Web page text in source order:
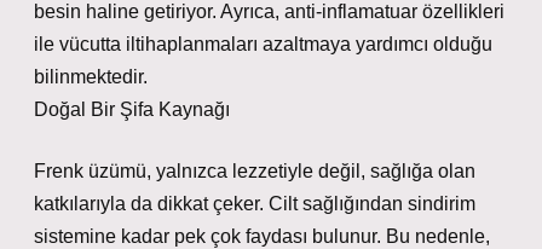
besin haline getiriyor. Ayrıca, anti-inflamatuar özellikleri
ile vücutta iltihaplanmaları azaltmaya yardımcı olduğu
bilinmektedir.
Doğal Bir Şifa Kaynağı
Frenk üzümü, yalnızca lezzetiyle değil, sağlığa olan
katkılarıyla da dikkat çeker. Cilt sağlığından sindirim
sistemine kadar pek çok faydası bulunur. Bu nedenle,